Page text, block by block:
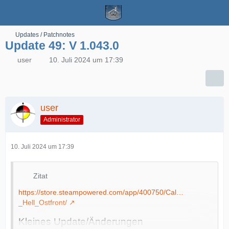
Updates / Patchnotes
Update 49: V 1.043.0
user 10. Juli 2024 um 17:39
user
Administrator
10. Juli 2024 um 17:39
Zitat
https://store.steampowered.com/app/400750/Cal…
_Hell_Ostfront/
Kleines Update/Änderungen